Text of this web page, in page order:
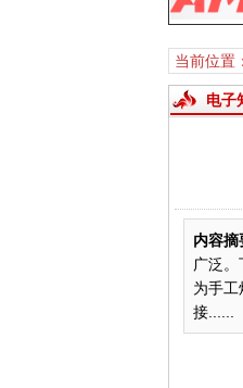
当前位置：
电子
内容摘
广泛
为手
接......